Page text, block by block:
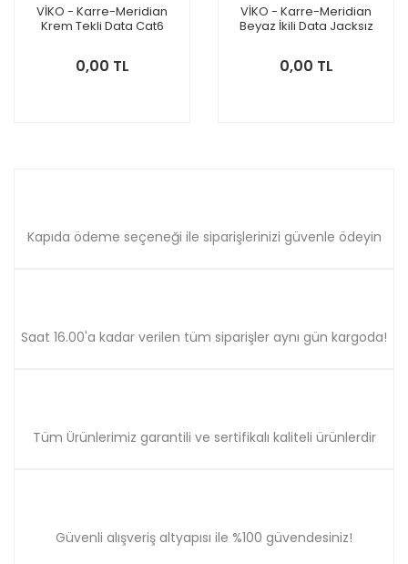
VİKO - Karre-Meridian
Krem Tekli Data Cat6
0,00 TL
VİKO - Karre-Meridian
Beyaz İkili Data Jacksız
0,00 TL
Kapıda ödeme seçeneği ile siparişlerinizi güvenle ödeyin
Saat 16.00'a kadar verilen tüm siparişler aynı gün kargoda!
Tüm Ürünlerimiz garantili ve sertifikalı kaliteli ürünlerdir
Güvenli alışveriş altyapısı ile %100 güvendesiniz!